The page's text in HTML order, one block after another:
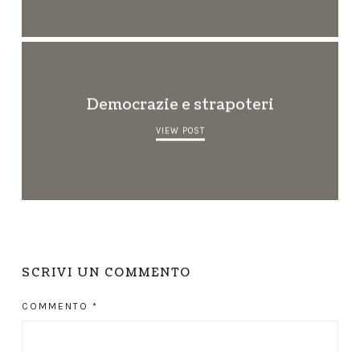
Democrazie e strapoteri
VIEW POST
SCRIVI UN COMMENTO
COMMENTO *